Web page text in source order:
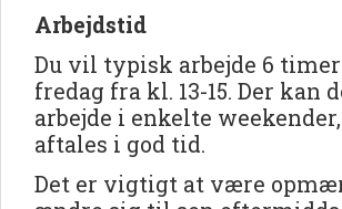
Arbejdstid
Du vil typisk arbejde 6
fredag fra kl. 13-15. Der
arbejde i enkelte
aftales i god tid.
Det er vigtigt at være